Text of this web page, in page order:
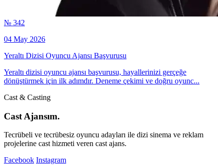
№ 342
04 May 2026
Yeraltı Dizisi Oyuncu Ajansı Başvurusu
Yeraltı dizisi oyuncu ajansı başvurusu, hayallerinizi gerçeğe
dönüştürmek için ilk adımdır. Deneme çekimi ve doğru oyunc...
Cast & Casting
Cast Ajansım.
Tecrübeli ve tecrübesiz oyuncu adayları ile dizi sinema ve reklam
projelerine cast hizmeti veren cast ajans.
Facebook Instagram